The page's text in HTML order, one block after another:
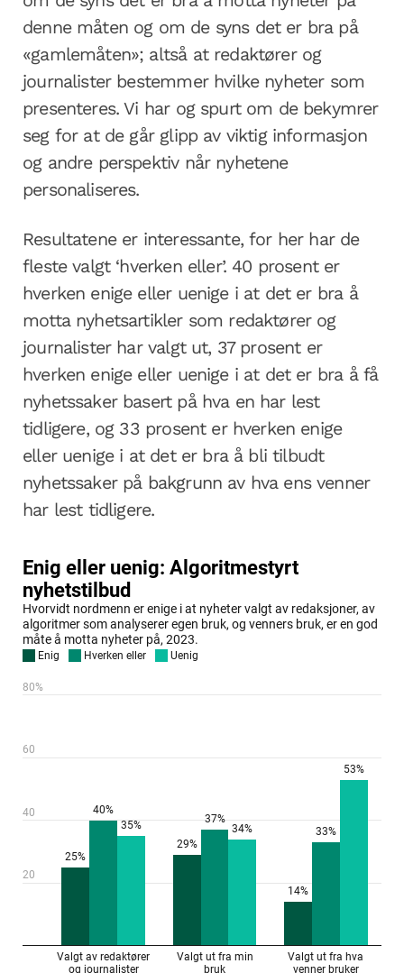
denne måten og om de syns det er bra på
«gamlemåten»; altså at redaktører og
journalister bestemmer hvilke nyheter som
presenteres. Vi har og spurt om de bekymrer
seg for at de går glipp av viktig informasjon
og andre perspektiv når nyhetene
personaliseres.
Resultatene er interessante, for her har de
fleste valgt ‘hverken eller’. 40 prosent er
hverken enige eller uenige i at det er bra å
motta nyhetsartikler som redaktører og
journalister har valgt ut, 37 prosent er
hverken enige eller uenige i at det er bra å få
nyhetssaker basert på hva en har lest
tidligere, og 33 prosent er hverken enige
eller uenige i at det er bra å bli tilbudt
nyhetssaker på bakgrunn av hva ens venner
har lest tidligere.